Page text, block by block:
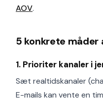
AOV.
5 konkrete
1. Prioriter kanaler i
Sæt realtidskanaler
E-mails kan vente en